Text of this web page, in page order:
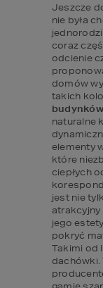
Jeszcze
nie była
coraz
odcienie
domów
takich
naturalne
elementy
które
ciepłych
jest nie
atrakcyjny
jego
pokryć
Takimi od
dachówki.